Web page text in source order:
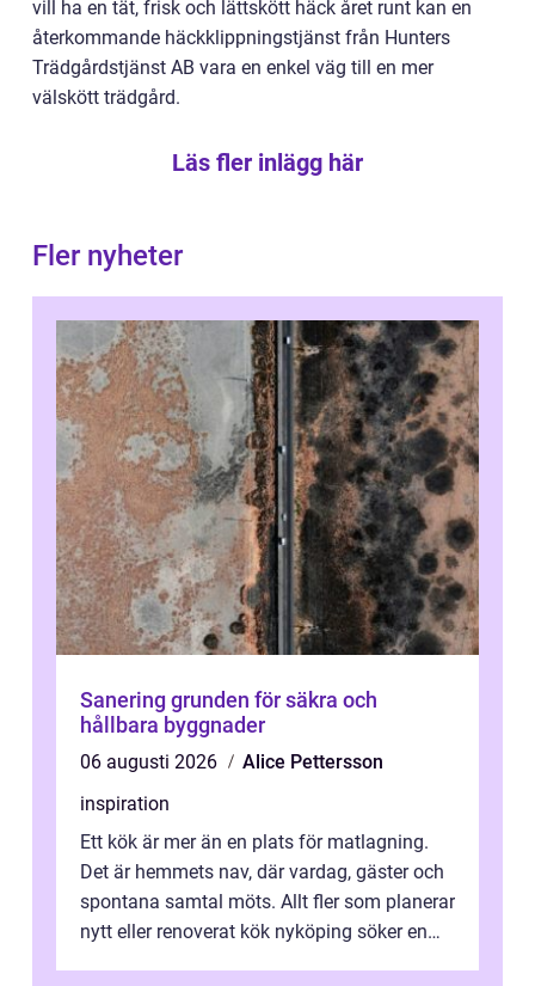
vill ha en tät, frisk och lättskött häck året runt kan en
återkommande häckklippningstjänst från Hunters
Trädgårdstjänst AB vara en enkel väg till en mer
välskött trädgård.
Läs fler inlägg här
Fler nyheter
Sanering grunden för säkra och
hållbara byggnader
06 augusti 2026
Alice Pettersson
inspiration
Ett kök är mer än en plats för matlagning.
Det är hemmets nav, där vardag, gäster och
spontana samtal möts. Allt fler som planerar
nytt eller renoverat kök nyköping söker en